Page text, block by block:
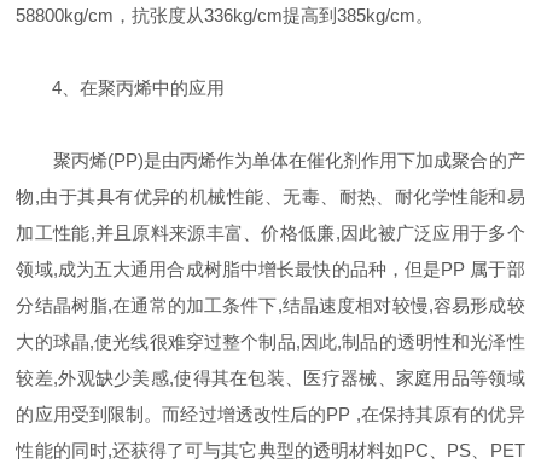
58800kg/cm，抗张度从336kg/cm提高到385kg/cm。
4、在聚丙烯中的应用
聚丙烯(PP)是由丙烯作为单体在催化剂作用下加成聚合的产
物,由于其具有优异的机械性能、无毒、耐热、耐化学性能和易
加工性能,并且原料来源丰富、价格低廉,因此被广泛应用于多个
领域,成为五大通用合成树脂中增长最快的品种，但是PP 属于部
分结晶树脂,在通常的加工条件下,结晶速度相对较慢,容易形成较
大的球晶,使光线很难穿过整个制品,因此,制品的透明性和光泽性
较差,外观缺少美感,使得其在包装、医疗器械、家庭用品等领域
的应用受到限制。而经过增透改性后的PP ,在保持其原有的优异
性能的同时,还获得了可与其它典型的透明材料如PC、PS、PET